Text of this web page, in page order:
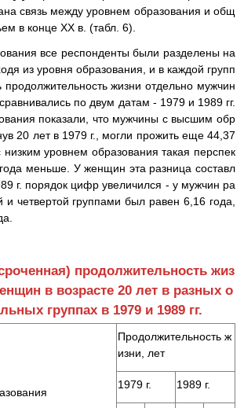
связь между уровнем образования и общ
в конце ХХ в. (табл. 6).
все респонденты были разделены на
из уровня образования, и в каждой групп
продолжительность жизни отдельно мужчин
по двум датам - 1979 и 1989 гг.
показали, что мужчины с высшим обр
20 лет в 1979 г., могли прожить еще 44,37
уровнем образования такая перспек
меньше. У женщин эта разница составл
г. порядок цифр увеличился - у мужчин ра
четвертой группами был равен 6,16 года,
продолжительность жиз
в возрасте 20 лет в разных о
группах в 1979 и 1989 гг.
Продолжительность ж
изни, лет
1979 г. 1989 г.